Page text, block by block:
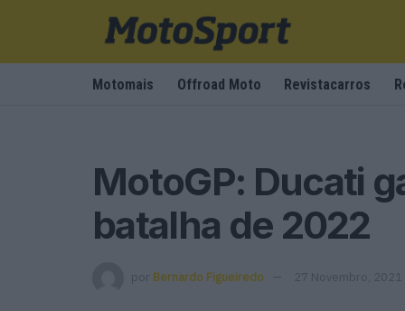
Motomais Offroad Moto Revistacarros
MotoGP: Ducati
batalha de 2022
por Bernardo Figueiredo 27 Novembro, 2021